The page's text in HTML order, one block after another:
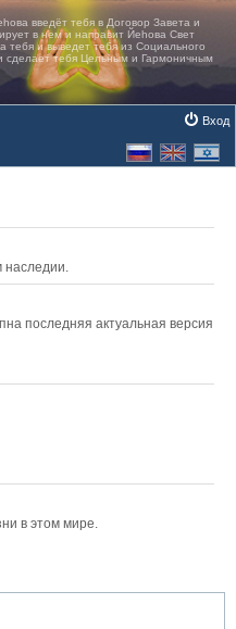
поиск
Вход
наследии.
последняя актуальная версия
в этом мире.